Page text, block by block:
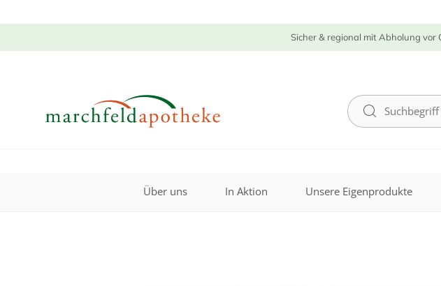
Sicher & regional mit Abholung vor
Über uns In Aktion Unsere Eigenprodukte